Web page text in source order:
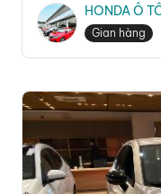
HONDA Ô
TRANG
Gian hàng